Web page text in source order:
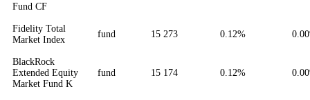
Fund CF
Fidelity Total
Market Index
fund 15 273 0.12%
BlackRock
Extended Equity
Market Fund K
fund 15 174 0.12%